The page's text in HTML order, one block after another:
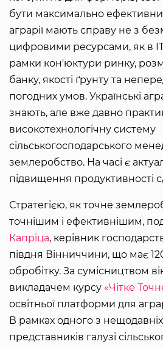
бути максимально
аграрії мають справу не з
цифровими ресурсами, як в IT,
рамки кон'юктури ринку,
банку, якості ґрунту та
погодних умов. Українські
знають, але вже давно
високотехнологічну систему
сільськогосподарського
землеробство. На часі є
підвищення продуктивності
Стратегією, як точне
точнішим і ефективнішим,
Капріца, керівник
півдня Вінниччини, що має
обробітку. За сумісництвом
викладачем курсу «Чітке
освітньої платформи для
В рамках одного з нещодавніх
представників галузі